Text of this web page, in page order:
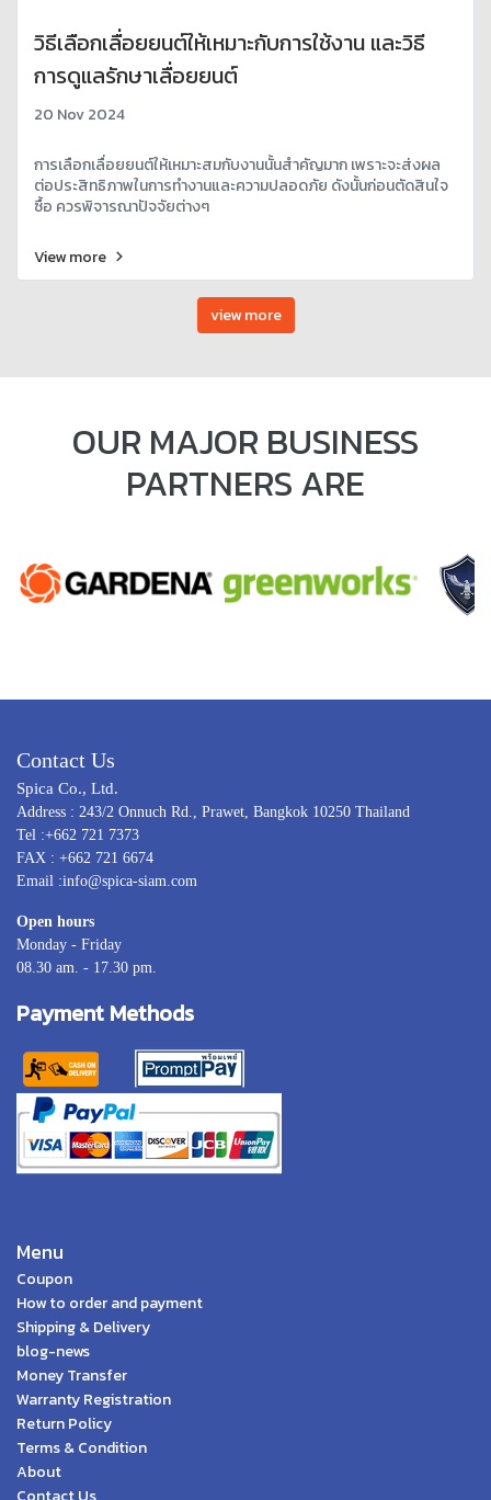
วิธีเลือกเลื่อยยนต์ให้เหมาะกับการใช้งาน และวิธี
การดูแลรักษาเลื่อยยนต์
20 Nov 2024
การเลือกเลื่อยยนต์ให้เหมาะสมกับงานนั้นสำคัญมาก เพราะจะส่งผล
ต่อประสิทธิภาพในการทำงานและความปลอดภัย ดังนั้นก่อนตัดสินใจ
ซื้อ ควรพิจารณาปัจจัยต่างๆ
View more
view more
OUR MAJOR BUSINESS
PARTNERS ARE
Contact Us
Spica Co., Ltd.
Address : 243/2 Onnuch Rd., Prawet, Bangkok 10250 Thailand
Tel :+662 721 7373
FAX : +662 721 6674
Email :info@spica-siam.com
Open hours
Monday - Friday
08.30 am. - 17.30 pm.
Payment Methods
Menu
Coupon
How to order and payment
Shipping & Delivery
blog-news
Money Transfer
Warranty Registration
Return Policy
Terms & Condition
About